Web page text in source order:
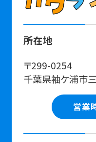
所在地
〒299-0254
千葉県袖ケ浦市
営業